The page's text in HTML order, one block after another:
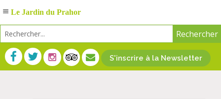
S'inscrire à la Newsletter
Le Jardin du Prahor